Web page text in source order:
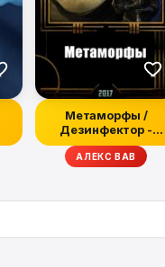
Метаморфы /
Дезинфектор -
Красная зона (СИ)
АЛЕКС ВАВ